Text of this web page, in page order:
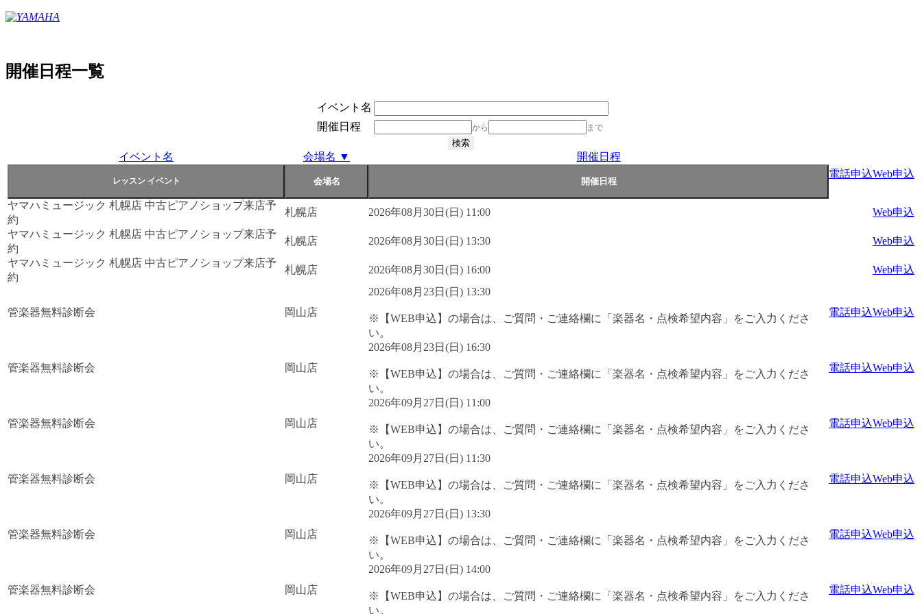
開催日程一覧
イベント名
開催日程
から まで
イベント名 会場名 ▼
開催日程
電話申込Web申込
ヤマハミュージック 札幌店 中古ピアノショップ来店予
約
札幌店 2026年08月30日(日) 11:00
Web申込
ヤマハミュージック 札幌店 中古ピアノショップ来店予
約
札幌店 2026年08月30日(日) 13:30
Web申込
ヤマハミュージック 札幌店 中古ピアノショップ来店予
約
札幌店 2026年08月30日(日) 16:00 Web申込
管楽器無料診断会 岡山店
2026年08月23日(日) 13:30
※【WEB申込】の場合は、ご質問・ご連絡欄に「楽器名・点検希望内容」をご入力くださ
い。
電話申込Web申込
管楽器無料診断会 岡山店
2026年08月23日(日) 16:30
※【WEB申込】の場合は、ご質問・ご連絡欄に「楽器名・点検希望内容」をご入力くださ
い。
電話申込Web申込
管楽器無料診断会 岡山店
2026年09月27日(日) 11:00
※【WEB申込】の場合は、ご質問・ご連絡欄に「楽器名・点検希望内容」をご入力くださ
い。
電話申込Web申込
管楽器無料診断会 岡山店
2026年09月27日(日) 11:30
※【WEB申込】の場合は、ご質問・ご連絡欄に「楽器名・点検希望内容」をご入力くださ
い。
電話申込Web申込
管楽器無料診断会 岡山店
2026年09月27日(日) 13:30
※【WEB申込】の場合は、ご質問・ご連絡欄に「楽器名・点検希望内容」をご入力くださ
い。
電話申込Web申込
管楽器無料診断会 岡山店
2026年09月27日(日) 14:00
※【WEB申込】の場合は、ご質問・ご連絡欄に「楽器名・点検希望内容」をご入力くださ
い。
電話申込Web申込